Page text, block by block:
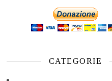
CATEGORIE